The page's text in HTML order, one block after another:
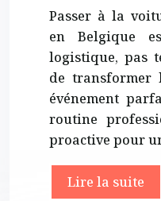
Passer à la
en Belgique
logistique, pas
de transformer
événement
routine
proactive pour
Lire la suite